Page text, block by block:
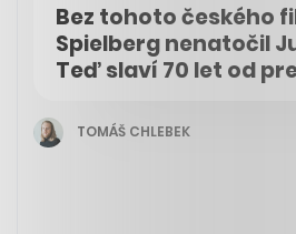
Bez tohoto českého
Spielberg nenatočil
Teď slaví 70 let od
TOMÁŠ CHLEBEK